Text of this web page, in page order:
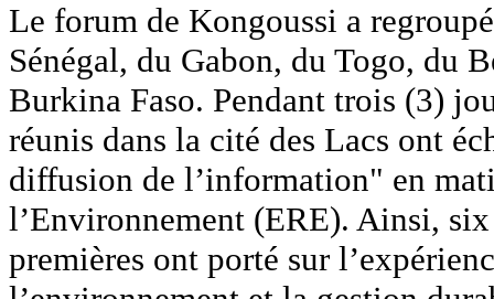
Le forum de Kongoussi a
Sénégal, du Gabon, du Togo, du
Burkina Faso. Pendant trois (3)
réunis dans la cité des Lacs ont
diffusion de l’information" en
l’Environnement (ERE). Ainsi,
premières ont porté sur